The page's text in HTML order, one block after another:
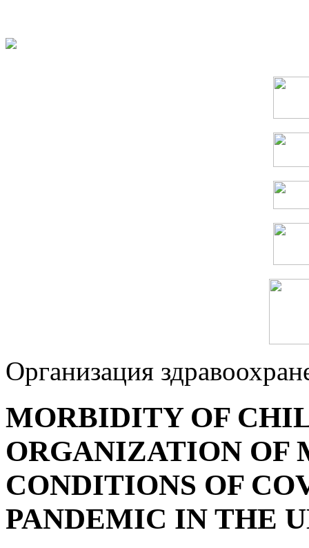
Организация
MORBIDITY OF
ORGANIZATION OF
CONDITIONS OF
PANDEMIC IN THE